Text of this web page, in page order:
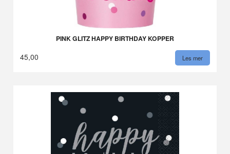
PINK GLITZ HAPPY BIRTHDAY KOPPER
45,00 Les mer